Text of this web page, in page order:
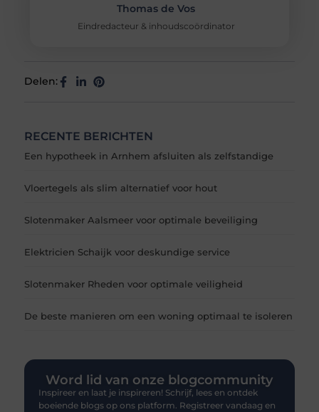
Thomas de Vos
Eindredacteur & inhoudscoördinator
Delen:
RECENTE BERICHTEN
Een hypotheek in Arnhem afsluiten als zelfstandige
Vloertegels als slim alternatief voor hout
Slotenmaker Aalsmeer voor optimale beveiliging
Elektricien Schaijk voor deskundige service
Slotenmaker Rheden voor optimale veiligheid
De beste manieren om een woning optimaal te isoleren
Word lid van onze blogcommunity
Inspireer en laat je inspireren! Schrijf, lees en ontdek
boeiende blogs op ons platform. Registreer vandaag en